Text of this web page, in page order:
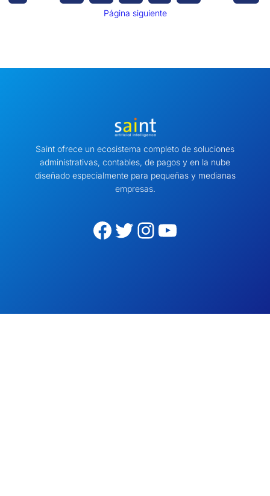
Página siguiente
Saint ofrece un ecosistema completo de soluciones
administrativas, contables, de pagos y en la nube
diseñado especialmente para pequeñas y medianas
empresas.
Facebook Twitter Instagram YouTube